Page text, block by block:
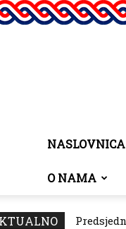
NASLOVNICA
O NAMA
Fonda